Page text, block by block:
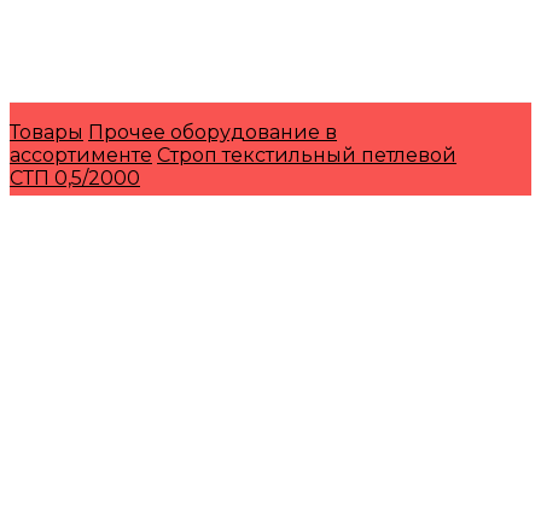
Товары Прочее оборудование в
ассортименте Строп текстильный петлевой
СТП 0,5/2000